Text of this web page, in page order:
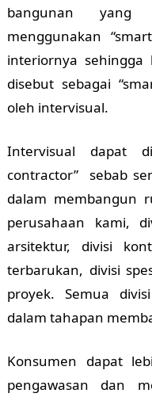
bangunan yang
menggunakan
interiornya
disebut sebagai
oleh intervisual.
Intervisual dapat
contractor” sebab
dalam membangun
perusahaan kami,
arsitektur, divisi
terbarukan, divisi
proyek. Semua
dalam tahapan
Konsumen dapat
pengawasan dan